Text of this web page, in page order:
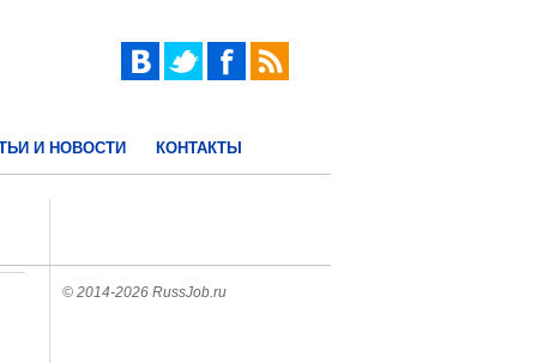
И НОВОСТИ КОНТАКТЫ
© 2014-2026 RussJob.ru